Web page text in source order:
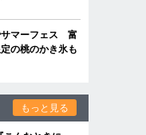
サマーフェス 富
の桃のかき氷も
もっと見る